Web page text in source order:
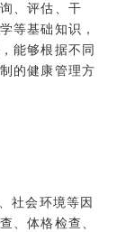
、评估、干
等基础知识，
能够根据不同
的健康管理方
社会环境等因
、体格检查、